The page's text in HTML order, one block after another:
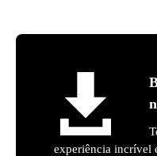
experiência incrível